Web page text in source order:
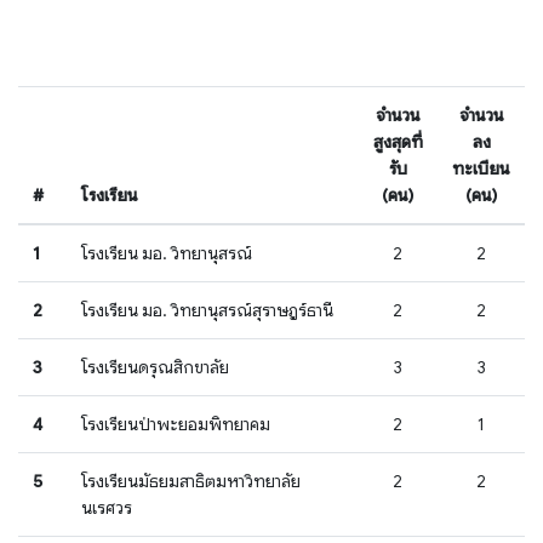
# โรงเรียน
จำนวน
สูงสุดที่
รับ
(คน)
จำนวน
ลง
ทะเบียน
(คน)
1 โรงเรียน มอ. วิทยานุสรณ์ 2 2
2 โรงเรียน มอ. วิทยานุสรณ์สุราษฎร์ธานี 2 2
3 โรงเรียนดรุณสิกขาลัย 3 3
4 โรงเรียนป่าพะยอมพิทยาคม 2 1
5
โรงเรียนมัธยมสาธิตมหาวิทยาลัย
นเรศวร
2 2